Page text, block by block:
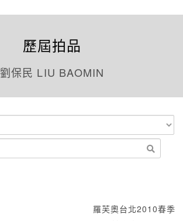
歷屆拍品
劉保民 LIU BAOMIN
羅芙奧台北2010春季